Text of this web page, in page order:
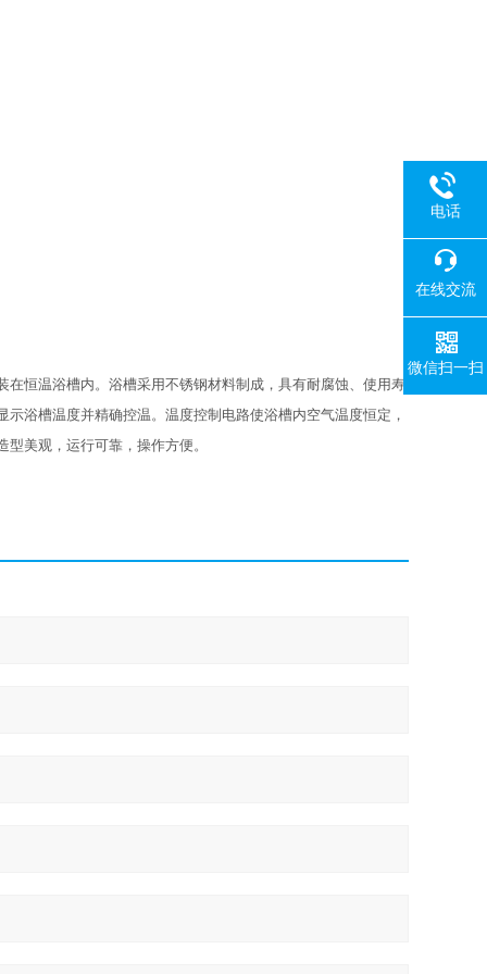
恒温浴槽内。浴槽采用不锈钢材料制成，具有耐腐蚀、使用寿
浴槽温度并精确控温。温度控制电路使浴槽内空气温度恒定，
美观，运行可靠，操作方便。
电话
在线交流
微信扫一扫